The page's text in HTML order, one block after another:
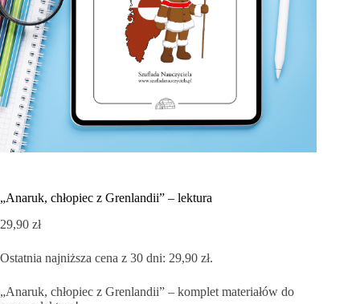
„Anaruk, chłopiec z Grenlandii” – lektura
29,90 zł
Ostatnia najniższa cena z 30 dni: 29,90 zł.
„Anaruk, chłopiec z Grenlandii” – komplet materiałów do